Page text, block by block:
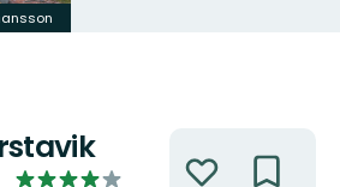
3.729128178059294